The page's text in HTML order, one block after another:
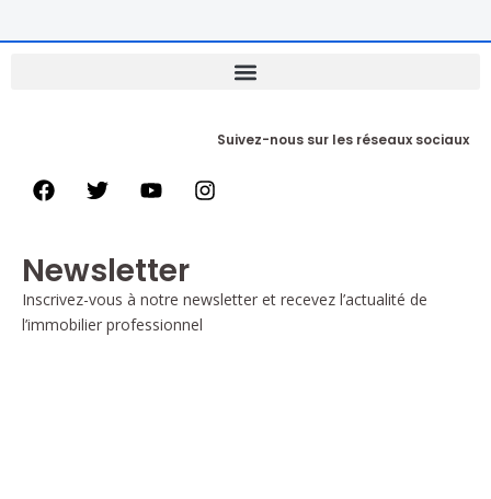
Suivez-nous sur les réseaux sociaux
Newsletter
Inscrivez-vous à notre newsletter et recevez l’actualité de
l’immobilier professionnel